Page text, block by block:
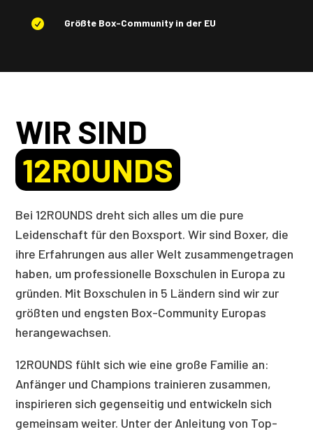
 Größte Box-Community in der EU
WIR SIND
12ROUNDS
Bei 12ROUNDS dreht sich alles um die pure
Leidenschaft für den Boxsport. Wir sind Boxer, die
ihre Erfahrungen aus aller Welt zusammengetragen
haben, um professionelle Boxschulen in Europa zu
gründen. Mit Boxschulen in 5 Ländern sind wir zur
größten und engsten Box-Community Europas
herangewachsen.
12ROUNDS fühlt sich wie eine große Familie an:
Anfänger und Champions trainieren zusammen,
inspirieren sich gegenseitig und entwickeln sich
gemeinsam weiter. Unter der Anleitung von Top-